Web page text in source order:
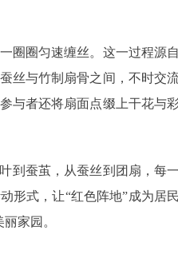
圈匀速缠丝。这一过程源
丝与竹制扇骨之间，不时交
与者还将扇面点缀上干花与
蚕茧，从蚕丝到团扇，每
形式，让“红色阵地”成为居
家园。